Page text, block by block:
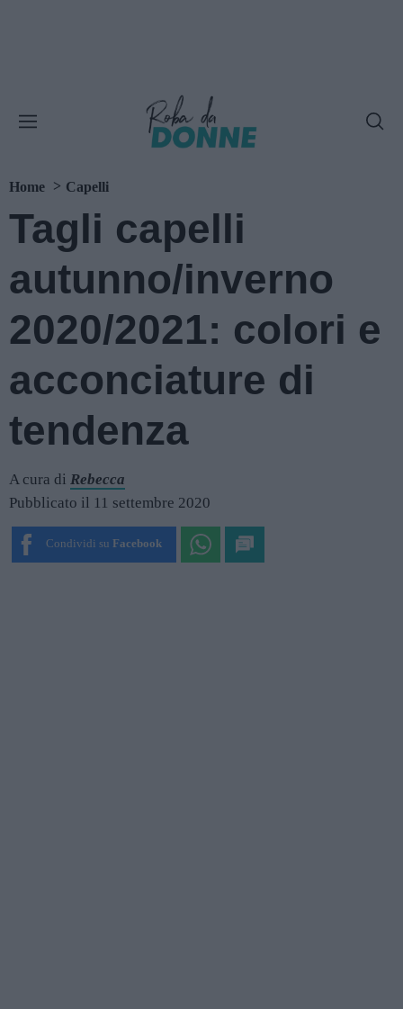
Home Capelli
Tagli capelli
autunno/inverno
2020/2021: colori e
acconciature di
tendenza
A cura di Rebecca
Pubblicato il 11 settembre 2020
Condividi su Facebook